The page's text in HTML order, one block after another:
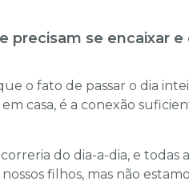
precisam se encaixar
o fato de passar o dia
casa, é a conexão
do dia-a-dia, e
filhos, mas não